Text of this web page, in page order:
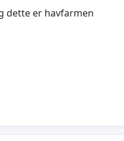
dette er havfarmen